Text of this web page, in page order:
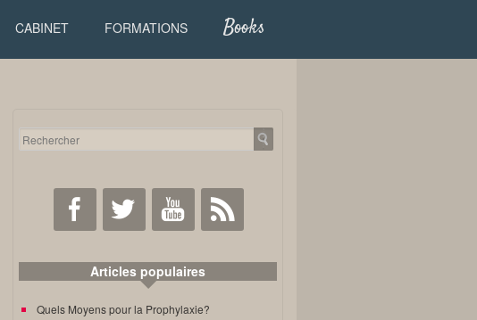
CABINET FORMATIONS Books
Facebook Twitter Youtube
Articles populaires
Quels Moyens pour la Prophylaxie?